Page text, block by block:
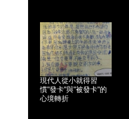
現代人從小就得習
慣"發卡"與"被發卡"的
心境轉折